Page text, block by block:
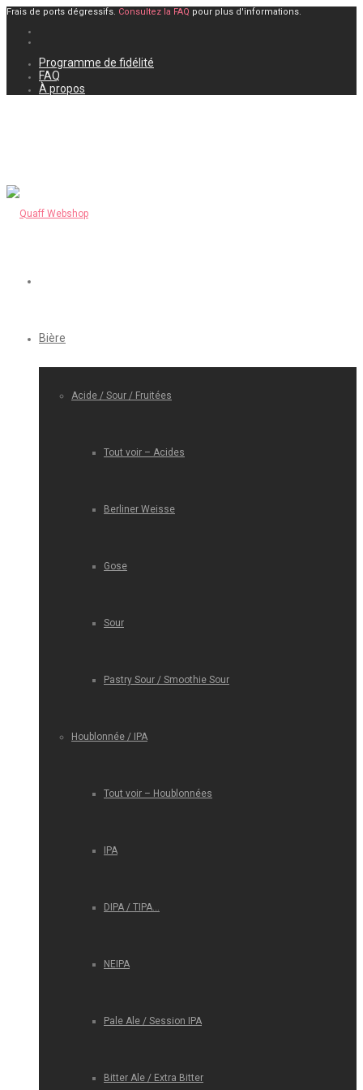
Frais de ports dégressifs. Consultez la FAQ pour plus d'informations.
Programme de fidélité
FAQ
À propos
Bière
Acide / Sour / Fruitées
Tout voir – Acides
Berliner Weisse
Gose
Sour
Pastry Sour / Smoothie Sour
Houblonnée / IPA
Tout voir – Houblonnées
IPA
DIPA / TIPA…
NEIPA
Pale Ale / Session IPA
Bitter Ale / Extra Bitter